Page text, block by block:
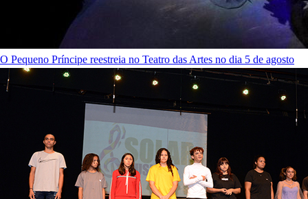
O Pequeno Príncipe reestreia no Teatro das Artes no dia 5 de agosto